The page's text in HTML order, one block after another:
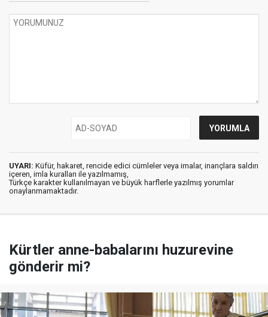
UYARI: Küfür, hakaret, rencide edici cümleler veya imalar, inançlara saldırı
içeren, imla kuralları ile yazılmamış,
Türkçe karakter kullanılmayan ve büyük harflerle yazılmış yorumlar
onaylanmamaktadır.
Kürtler anne-babalarını huzurevine
gönderir mi?